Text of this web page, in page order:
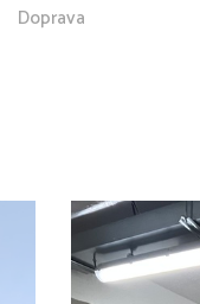
Doprava